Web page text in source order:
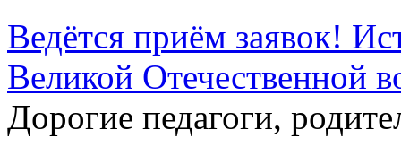
Ведётся приём заявок!
Великой Отечественной
Дорогие педагоги,